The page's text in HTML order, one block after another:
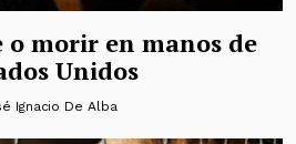
o morir en manos de
Unidos
Ignacio De Alba